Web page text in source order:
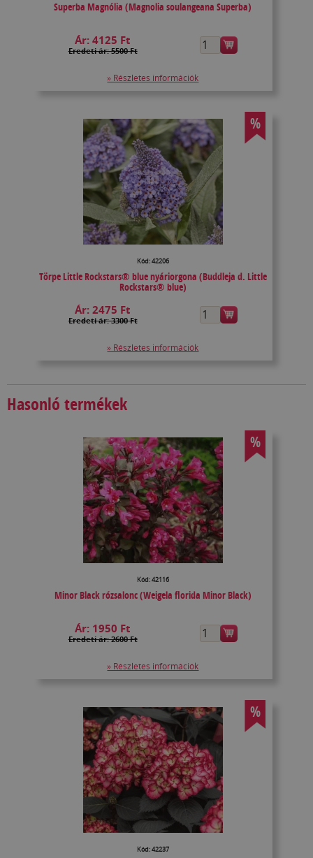
Superba Magnólia (Magnolia soulangeana Superba)
Ár:4125 Ft
Eredeti ár: 5500 Ft
» Részletes információk
%
Kód: 42206
Törpe Little Rockstars® blue nyáriorgona (Buddleja d. Little
Rockstars® blue)
Ár:2475 Ft
Eredeti ár: 3300 Ft
» Részletes információk
Hasonló termékek
%
Kód: 42116
Minor Black rózsalonc (Weigela florida Minor Black)
Ár: 1950 Ft
Eredeti ár: 2600 Ft
» Részletes információk
%
Kód: 42237